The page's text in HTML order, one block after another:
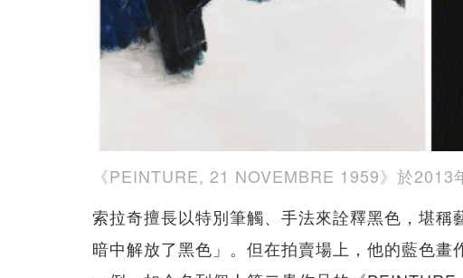
《PEINTURE, 21 NOVEMBRE 1959》於2013
索拉奇擅長以特別筆觸、手法來詮釋黑色，堪
暗中解放了黑色」。但在拍賣場上，他的藍色